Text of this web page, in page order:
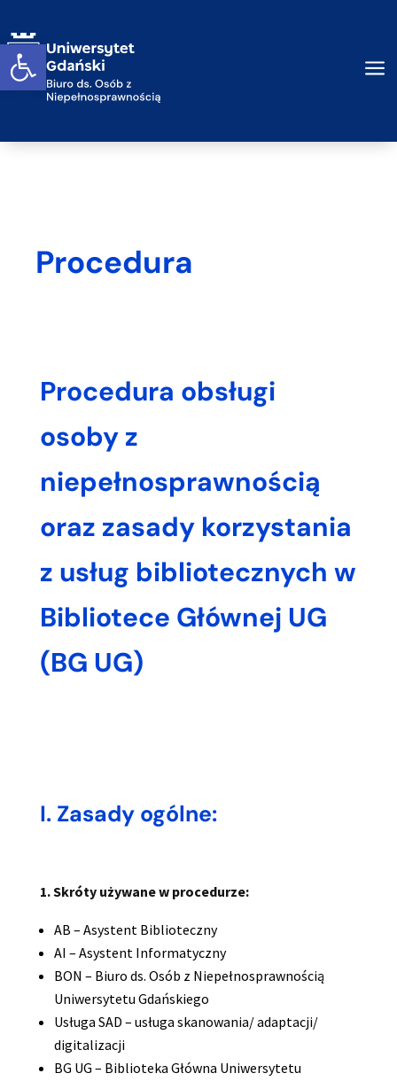
Otwórz widget a
Procedura
Procedura obsługi
osoby z
niepełnosprawnością
oraz zasady korzystania
z usług bibliotecznych w
Bibliotece Głównej UG
(BG UG)
I. Zasady ogólne:
1. Skróty używane w procedurze:
AB – Asystent Biblioteczny
AI – Asystent Informatyczny
BON – Biuro ds. Osób z Niepełnosprawnością
Uniwersytetu Gdańskiego
Usługa SAD – usługa skanowania/ adaptacji/
digitalizacji
BG UG – Biblioteka Główna Uniwersytetu